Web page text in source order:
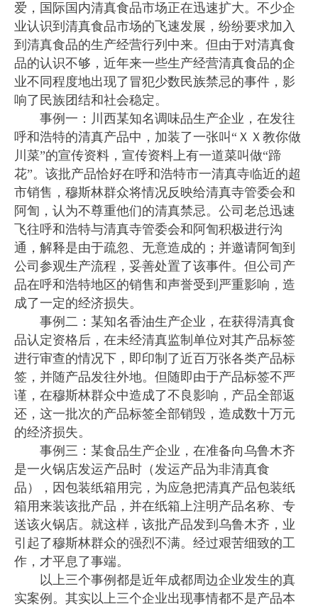
爱，国际国内清真食品市场正在迅速扩大。不少企
业认识到清真食品市场的飞速发展，纷纷要求加入
到清真食品的生产经营行列中来。但由于对清真食
品的认识不够，近年来一些生产经营清真食品的企
业不同程度地出现了冒犯少数民族禁忌的事件，影
响了民族团结和社会稳定。
事例一：川西某知名调味品生产企业，在发往
呼和浩特的清真产品中，加装了一张叫“ＸＸ教你做
川菜”的宣传资料，宣传资料上有一道菜叫做“蹄
花”。该批产品恰好在呼和浩特市一清真寺临近的超
市销售，穆斯林群众将情况反映给清真寺管委会和
阿訇，认为不尊重他们的清真禁忌。公司老总迅速
飞往呼和浩特与清真寺管委会和阿訇积极进行沟
通，解释是由于疏忽、无意造成的；并邀请阿訇到
公司参观生产流程，妥善处置了该事件。但公司产
品在呼和浩特地区的销售和声誉受到严重影响，造
成了一定的经济损失。
事例二：某知名香油生产企业，在获得清真食
品认定资格后，在未经清真监制单位对其产品标签
进行审查的情况下，即印制了近百万张各类产品标
签，并随产品发往外地。但随即由于产品标签不严
谨，在穆斯林群众中造成了不良影响，产品全部返
还，这一批次的产品标签全部销毁，造成数十万元
的经济损失。
事例三：某食品生产企业，在准备向乌鲁木齐
是一火锅店发运产品时（发运产品为非清真食
品），因包装纸箱用完，为应急把清真产品包装纸
箱用来装该批产品，并在纸箱上注明产品名称、专
送该火锅店。就这样，该批产品发到乌鲁木齐，业
引起了穆斯林群众的强烈不满。经过艰苦细致的工
作，才平息了事端。
以上三个事例都是近年成都周边企业发生的真
实案例。其实以上三个企业出现事情都不是产品本